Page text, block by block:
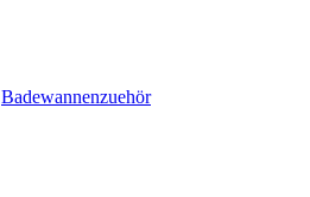
Badewannenzuehör